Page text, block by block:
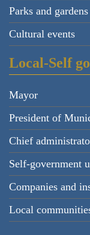
Parks and gardens
Cultural events
Local-Self
Mayor
President of
Chief
Self-government
Companies and
Local